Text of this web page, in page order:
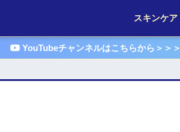
スキンケア
YouTubeチャンネルはこちらから＞＞＞